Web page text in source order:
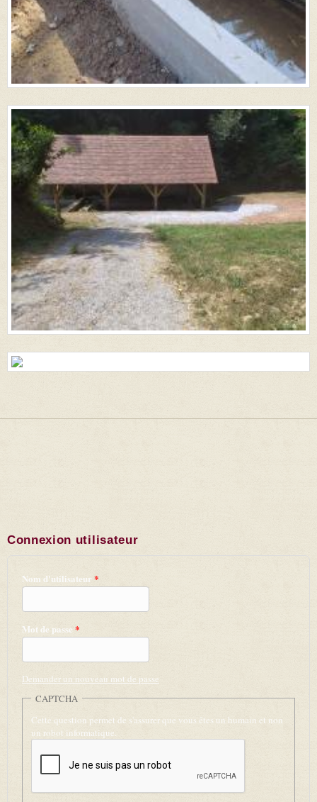
Connexion utilisateur
Nom d'utilisateur *
Mot de passe *
Demander un nouveau mot de passe
CAPTCHA
Cette question permet de s'assurer que vous êtes un humain et non
un robot informatique.